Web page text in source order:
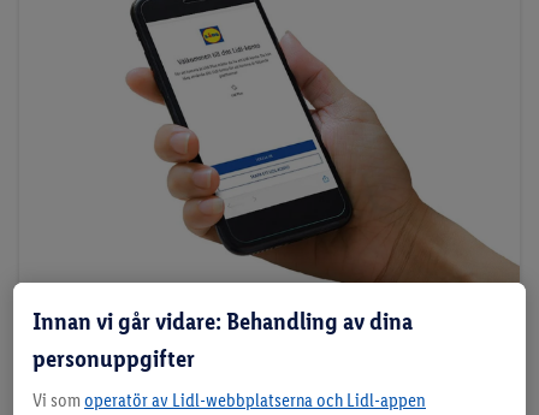
3. Registrera dig.
Skapa ett Lidl Plus-konto och registrera dig med
samma mailadress som du använder på
Innan vi går vidare: Behandling av dina
personuppgifter
Vi som operatör av Lidl-webbplatserna och Lidl-appen